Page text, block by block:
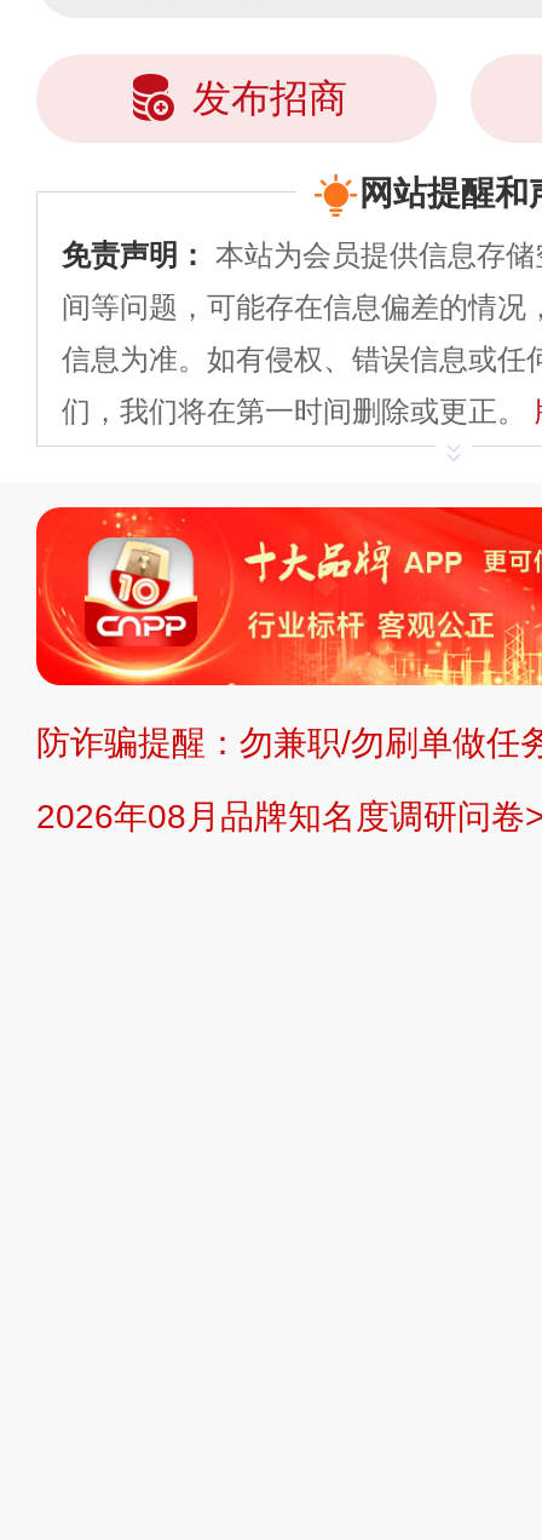
发布招商
网站提醒和
免责声明： 本站为会员提供信息存
间等问题，可能存在信息偏差的情况
信息为准。如有侵权、错误信息或任
们，我们将在第一时间删除或更正。
平台自有内容（文字
标、LOGO 等）知识产权归本站所
复制、转载、商用。本站不生产产
不代理、不招商、不提供中介服务。
持投资购买的观点或意见，页面信息
提交说明： 快速提交发布>> 提交品
防诈骗提醒：勿兼职/勿刷单做任
2026年08月品牌知名度调研问卷